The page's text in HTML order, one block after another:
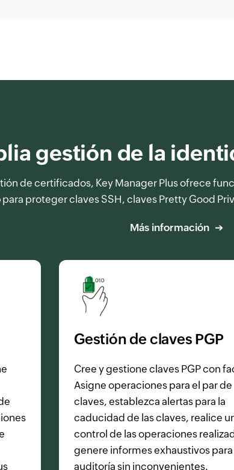
gestión de la
de certificados, Key Manager Plus ofrece
para proteger claves SSH, claves Pretty Good
Más información
Gestión de claves PGP
Cree y gestione claves PGP con
Asigne operaciones para el par de
claves, establezca alertas para la
caducidad de las claves, realice
control de las operaciones
genere informes exhaustivos para
auditoría sin inconvenientes.